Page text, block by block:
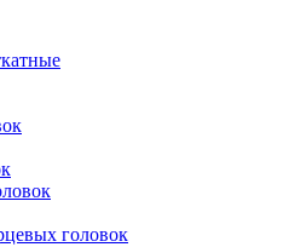
головок